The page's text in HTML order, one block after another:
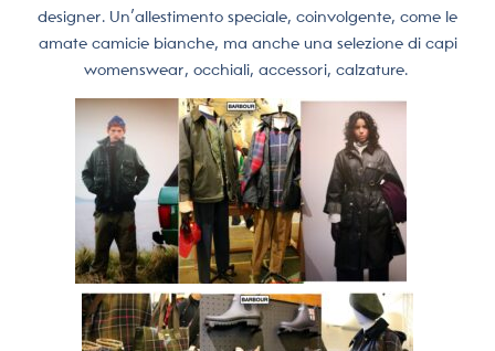
designer. Un’allestimento speciale, coinvolgente, come le
amate camicie bianche, ma anche una selezione di capi
womenswear, occhiali, accessori, calzature.